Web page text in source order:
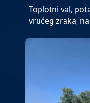
Toplotni val,
vrućeg zraka,